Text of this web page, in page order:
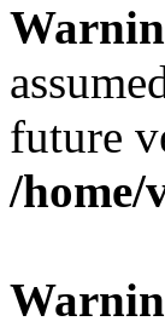
future
/home/